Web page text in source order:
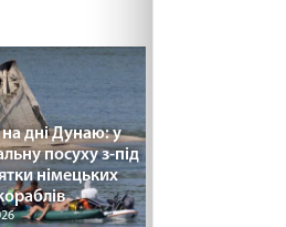
Майтеся
файно
дні Дунаю: у
посуху з-під
німецьких